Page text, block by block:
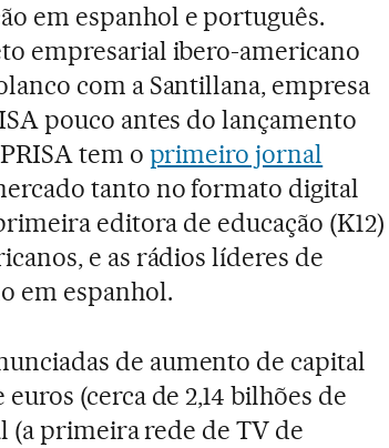
em espanhol e português.
empresarial ibero-americano
com a Santillana, empresa
pouco antes do lançamento
tem o primeiro jornal
tanto no formato digital
editora de educação (K12)
e as rádios líderes de
em espanhol.
de aumento de capital
(cerca de 2,14 bilhões de
(a primeira rede de TV de